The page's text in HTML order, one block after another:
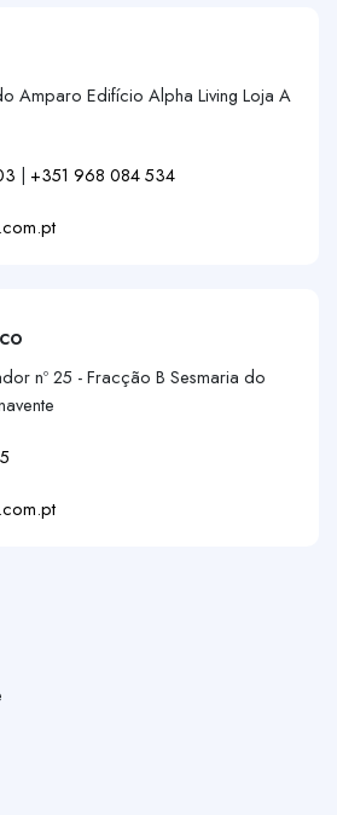
Amparo Edifício Alpha Living Loja A
| +351 968 084 534
nº 25 - Fracção B Sesmaria do